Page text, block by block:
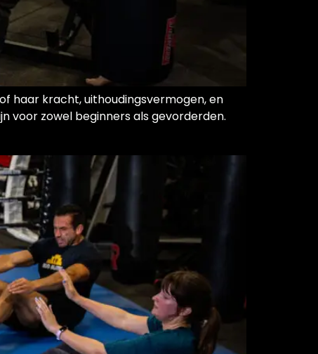
haar kracht, uithoudingsvermogen, en
voor zowel beginners als gevorderden.